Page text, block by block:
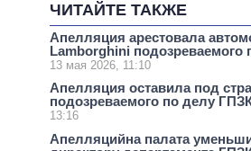
ЧИТАЙТЕ ТАКЖЕ
Апелляция арестовала
Lamborghini подозреваемого
13 мая 2026, 11:10
Апелляция оставила под
подозреваемого по делу
13:16
Апелляцийна палата